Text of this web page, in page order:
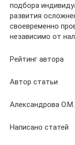
подбора
развития
своевременно
независимо от
Рейтинг автора
Автор статьи
Александрова О.М.
Написано статей